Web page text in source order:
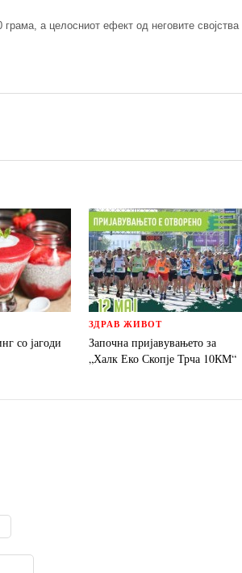
а целосниот ефект од неговите својства
со јагоди
ЗДРАВ ЖИВОТ
Започна пријавувањето за
„Халк Еко Скопје Трча 10КМ“